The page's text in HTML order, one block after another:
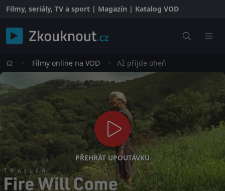
Filmy, seriály, TV a sport | Magazín | Katalog VOD
Filmy online na VOD Až přijde oheň
PŘEHRÁT UPOUTÁVKU